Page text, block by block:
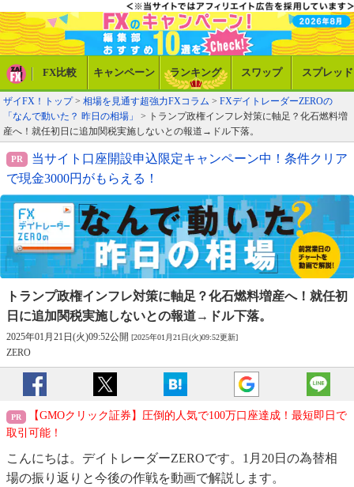
FX比較 キャンペーン ランキング スワップ スプレッド
ザイFX！トップ> 相場を見通す超強力FXコラム > FXデイトレーダーZEROの
「なんで動いた？ 昨日の相場」
> トランプ政権インフレ対策に軸足？化石燃料増
産へ！就任初日に追加関税実施しないとの報道→ドル下落。
当サイト口座開設申込限定キャンペーン中！条件クリア
で現金3000円がもらえる！
トランプ政権インフレ対策に軸足？化石燃料増産へ！ 就任初
日に追加関税実施しないとの報道→ドル下落。
2025年01月21日(火)09:52公開 [2025年01月21日(火)09:52更新]
ZERO
【GMOクリック証券】圧倒的人気で100万口座達成！最短即日で
取引可能！
こんにちは。デイトレーダーZEROです。1月20日の為替相
場の振り返りと今後の作戦を動画で解説します。